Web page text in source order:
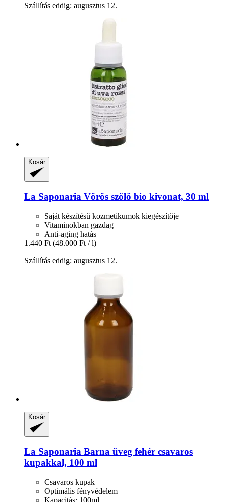
Szállítás eddig: augusztus 12.
Kosár
La Saponaria Vörös szőlő bio kivonat, 30 ml
Saját készítésű kozmetikumok kiegészítője
Vitaminokban gazdag
Anti-aging hatás
1.440 Ft (48.000 Ft / l)
Szállítás eddig: augusztus 12.
Kosár
La Saponaria Barna üveg fehér csavaros
kupakkal, 100 ml
Csavaros kupak
Optimális fényvédelem
Kapacitás: 100ml